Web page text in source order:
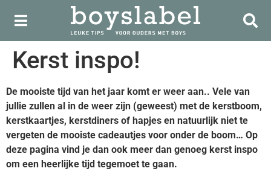
Kerst inspo!
De mooiste tijd van het jaar komt er weer aan.. Vele van
jullie zullen al in de weer zijn (geweest) met de kerstboom,
kerstkaartjes, kerstdiners of hapjes en natuurlijk niet te
vergeten de mooiste cadeautjes voor onder de boom… Op
deze pagina vind je dan ook meer dan genoeg kerst inspo
om een heerlijke tijd tegemoet te gaan.